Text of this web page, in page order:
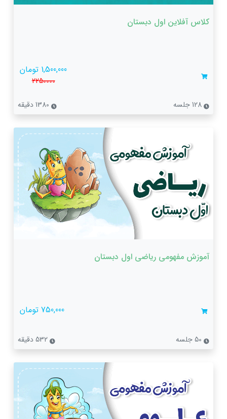
کلاس آفلاین اول دبستان
1,500,000 تومان
2250000
آموزش مفهومی ریاضی اول دبستان
750,000 تومان